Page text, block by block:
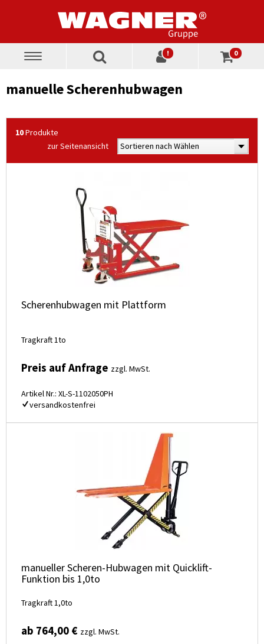
Toggle
! 0
manuelle Scherenhubwagen
10Produkte
Sortieren nach Wählen
zur Seitenansicht
Scherenhubwagen mit Plattform
Tragkraft 1to
Preis auf Anfrage zzgl. MwSt.
Artikel Nr.: XL-S-1102050PH
versandkostenfrei
manueller Scheren-Hubwagen mit Quicklift-
Funktion bis 1,0to
Tragkraft 1,0to
ab 764,00 € zzgl. MwSt.